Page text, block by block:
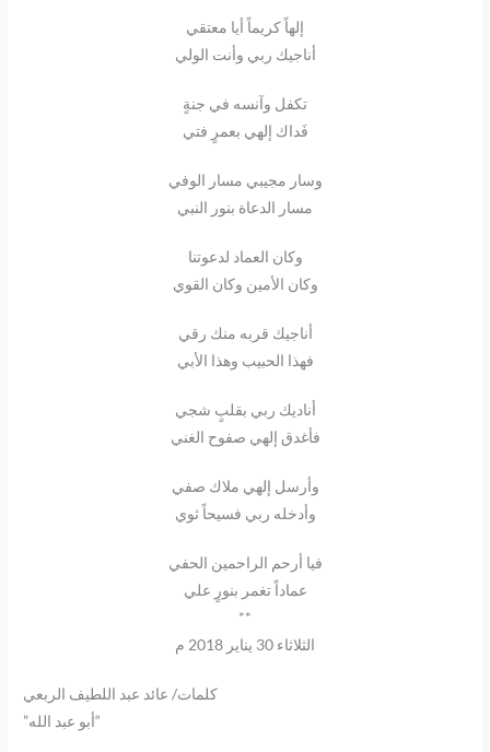
إلهاً كريماً أيا معتقي
أناجيك ربي وأنت الولي
تكفل وآنسه في جنةٍ
فَداك إلهي بعمرٍ فتي
وسار مجيبي مسار الوفي
مسار الدعاة بنور النبي
وكان العماد لدعوتنا
وكان الأمين وكان القوي
أناجيك قربه منك رقي
فهذا الحبيب وهذا الأبي
أناديك ربي بقلبٍ شجي
فأغدق إلهي صفوح الغني
وأرسل إلهي ملاك صفي
وأدخله ربي فسيحاً ثوي
فيا أرحم الراحمين الحفي
عماداً تغمر بنورٍ علي
**
الثلاثاء 30 يناير 2018 م
كلمات/ عائد عبد اللطيف الربعي
“أبو عبد الله”